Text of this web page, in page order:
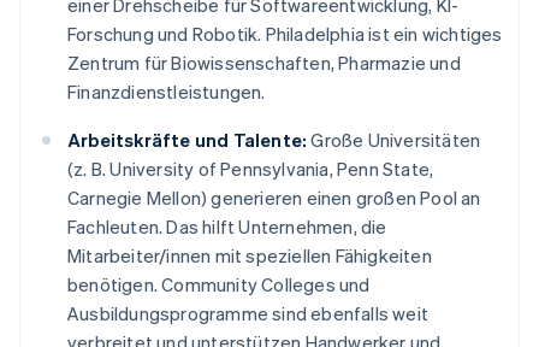
einer Drehscheibe für Softwareentwicklung, KI-
Forschung und Robotik. Philadelphia ist ein wichtiges
Zentrum für Biowissenschaften, Pharmazie und
Finanzdienstleistungen.
Arbeitskräfte und Talente: Große Universitäten
(z. B. University of Pennsylvania, Penn State,
Carnegie Mellon) generieren einen großen Pool an
Fachleuten. Das hilft Unternehmen, die
Mitarbeiter/innen mit speziellen Fähigkeiten
benötigen. Community Colleges und
Ausbildungsprogramme sind ebenfalls weit